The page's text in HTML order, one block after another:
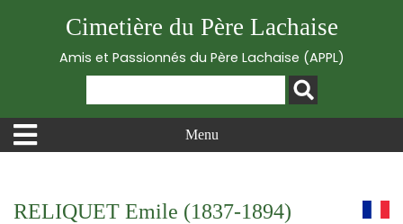
Cimetière du Père Lachaise
Amis et Passionnés du Père Lachaise (APPL)
Menu
RELIQUET Emile (1837-1894)